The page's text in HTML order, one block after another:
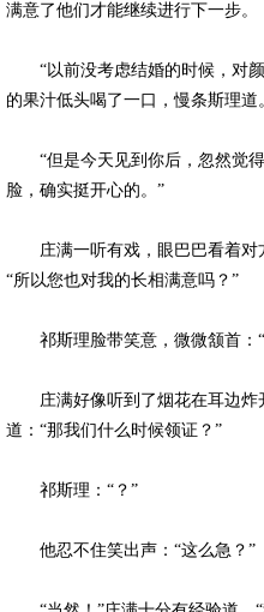
满意了他们才能继续进行下一步。
“以前没考虑结婚的时候，对颜
的果汁低头喝了一口，慢条斯理道
“但是今天见到你后，忽然觉得
脸，确实挺开心的。”
庄满一听有戏，眼巴巴看着对
“所以您也对我的长相满意吗？”
祁斯理脸带笑意，微微颔首：“
庄满好像听到了烟花在耳边炸
道：“那我们什么时候领证？”
祁斯理：“？”
他忍不住笑出声：“这么急？”